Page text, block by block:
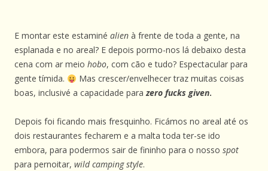
E montar este estaminé alien à frente de toda a gente, na
esplanada e no areal? E depois pormo-nos lá debaixo desta
cena com ar meio hobo, com cão e tudo? Espectacular para
gente tímida.
Mas crescer/envelhecer traz muitas coisas
boas, inclusivé a capacidade parazero fucks given.
Depois foi ficando mais fresquinho. Ficámos no areal até os
dois restaurantes fecharem e a malta toda ter-se ido
embora, para podermos sair de fininho para o nosso spot
para pernoitar, wild camping style.